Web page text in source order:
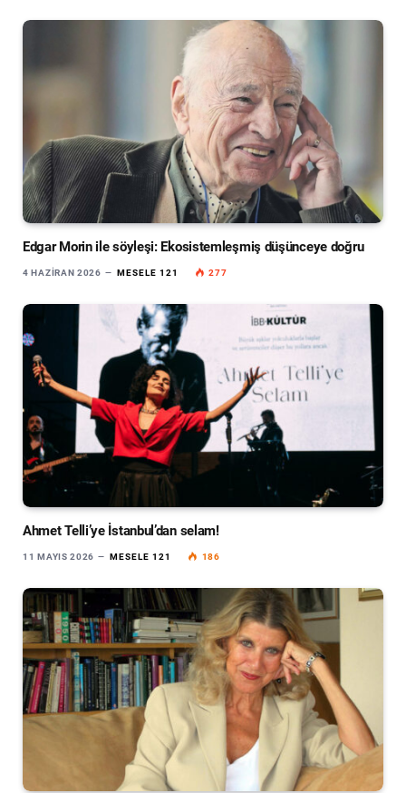
Edgar Morin ile söyleşi: Ekosistemleşmiş düşünceye doğru
4 HAZIRAN 2026 MESELE 121 277
Ahmet Telli’ye İstanbul’dan selam!
11 MAYIS 2026 MESELE 121 186